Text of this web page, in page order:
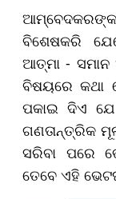
ବିଶେଷକରି
ଆତ୍ମା - ସମାନ
ବିଷୟରେ କଥା
ପକାଇ ଦିଏ
ଗଣତାନ୍ତ୍ରିକ
ସରିବା ପରେ
ତେବେ ଏହି